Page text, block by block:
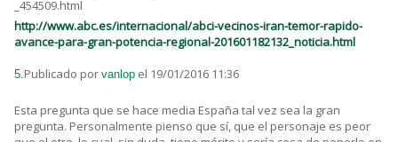
_454509.html
http://www.abc.es/internacional/abci-vecinos-iran-temor-rapido-
avance-para-gran-potencia-regional-201601182132_noticia.html
5. Publicado por vanlop el 19/01/2016 11:36
Esta pregunta que se hace media España tal vez sea la gran
pregunta. Personalmente pienso que sí, que el personaje es peor